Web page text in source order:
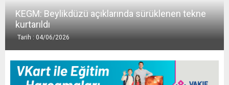
AKEGM: Beylikdüzü açıklarında sürüklenen tekne
kurtarıldı
Tarih : 04/06/2026